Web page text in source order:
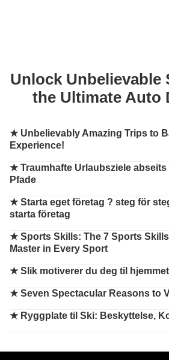
Unlock Unbelievable
the Ultimate Auto
★ Unbelievably Amazing Trips to
Experience!
★Traumhafte Urlaubsziele
Pfade
★Starta eget företag ? steg för
starta företag
★Sports Skills: The 7 Sports
Master in Every Sport
★Slik motiverer du deg til
★Seven Spectacular Reasons to
★ Ryggplate til Ski: Beskyttelse,